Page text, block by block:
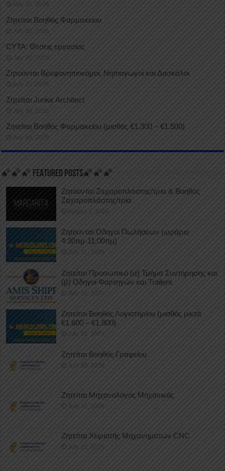
July 30, 2026
Ζητείται Βοηθός Φαρμακείου
July 30, 2026
CYTA: Θέσεις εργασίας
July 30, 2026
Ζητούνται Βρεφονηπιοκόμοι, Νηπιαγωγοί και Δασκάλοι
July 30, 2026
Ζητείται Junior Architect
July 30, 2026
Ζητείται Βοηθός Φαρμακείου (μισθός €1.300 – €1.500)
July 30, 2026
🌠🌠🌠 FEATURED POSTS🌠🌠🌠
Ζητούνται Ζαχαροπλάστης/τρια & Βοηθός
Ζαχαροπλάστης/τρια
August 1, 2026
Ζητούνται Οδηγοί Πωλήσεων (ωράριο
4:30πμ-11:00πμ)
July 31, 2026
Ζητείται Προσωπικό (α) Τμήμα Συντήρησης και
(β) Οδηγοί Φορτηγών και Trailers
July 31, 2026
Ζητείται Βοηθός Λογιστηρίου (μισθός μικτά
€1.600 – €1.800)
July 31, 2026
Ζητείται Βοηθός Γραφείου
July 30, 2026
Ζητείται Μηχανολόγος Μηχανικός
July 30, 2026
Ζητείται Χειριστής Μηχανημάτων CNC
July 29, 2026